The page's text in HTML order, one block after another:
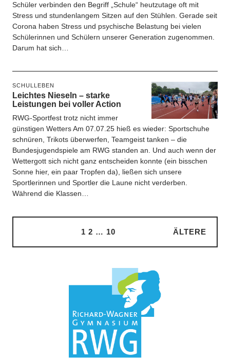
Schüler verbinden den Begriff „Schule“ heutzutage oft mit
Stress und stundenlangem Sitzen auf den Stühlen. Gerade seit
Corona haben Stress und psychische Belastung bei vielen
Schülerinnen und Schülern unserer Generation zugenommen.
Darum hat sich…
SCHULLEBEN
Leichtes Nieseln – starke
Leistungen bei voller Action
RWG-Sportfest trotz nicht immer
günstigen Wetters Am 07.07.25 hieß es wieder: Sportschuhe
schnüren, Trikots überwerfen, Teamgeist tanken – die
Bundesjugendspiele am RWG standen an. Und auch wenn der
Wettergott sich nicht ganz entscheiden konnte (ein bisschen
Sonne hier, ein paar Tropfen da), ließen sich unsere
Sportlerinnen und Sportler die Laune nicht verderben.
Während die Klassen…
1 2 … 10 ÄLTERE